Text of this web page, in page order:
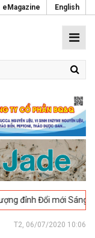
eMagazine English
Đổi mới Sáng tạo trong
T2, 06/07/2020 10:06